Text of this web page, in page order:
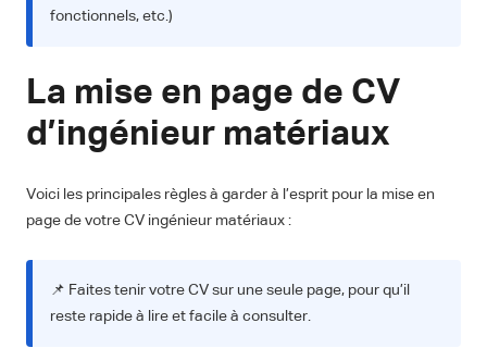
fonctionnels, etc.)
La mise en page de CV
d’ingénieur matériaux
Voici les principales règles à garder à l’esprit pour la mise en
page de votre CV ingénieur matériaux :
📌 Faites tenir votre CV sur une seule page, pour qu’il
reste rapide à lire et facile à consulter.